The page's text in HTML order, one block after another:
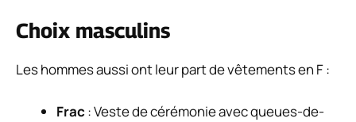
Choix masculins
Les hommes aussi ont leur part de vêtements en F :
Frac : Veste de cérémonie avec queues-de-